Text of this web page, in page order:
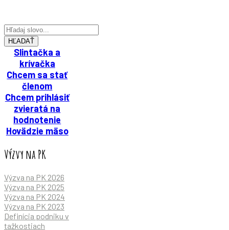
HĽADAŤ
Slintačka a
krívačka
Chcem sa stať
členom
Chcem prihlásiť
zvieratá na
hodnotenie
Hovädzie mäso
Výzvy na PK
Výzva na PK 2026
Výzva na PK 2025
Výzva na PK 2024
Výzva na PK 2023
Definícia podniku v
tažkostiach